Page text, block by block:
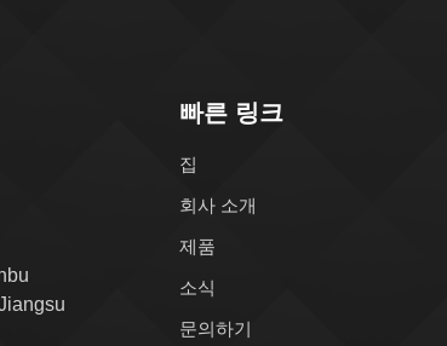
빠른 링크
집
회사 소개
제품
소식
문의하기